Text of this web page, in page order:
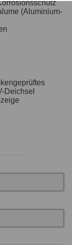
(Aluminium-
Deichsel